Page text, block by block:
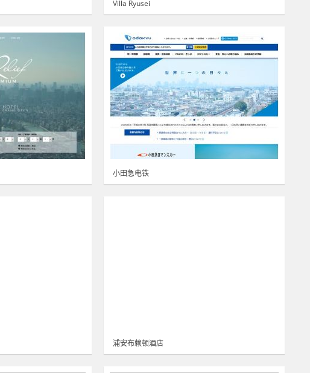
Villa Ryusei
小田急电铁
浦安布赖顿酒店